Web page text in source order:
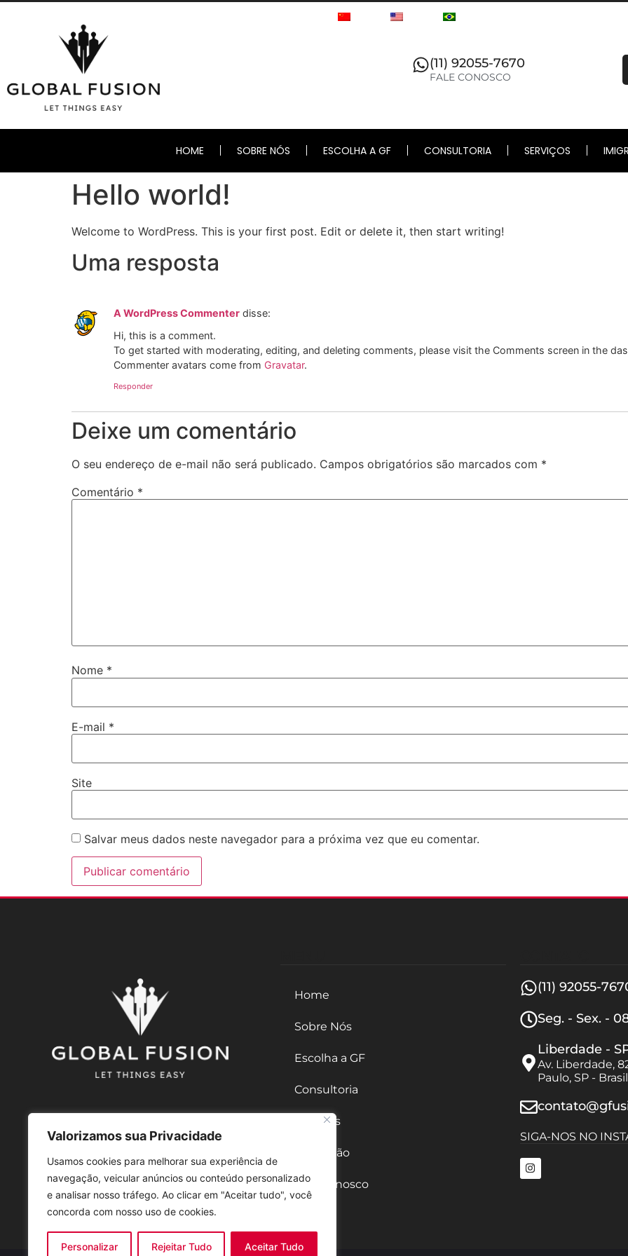
Valorizamos sua Privacidade
Usamos cookies para melhorar sua experiência de
navegação, veicular anúncios ou conteúdo personalizado
e analisar nosso tráfego. Ao clicar em "Aceitar tudo", você
concorda com nosso uso de cookies.
Personalizar Rejeitar Tudo Aceitar Tudo
(11) 92055-7670
FALE CONOSCO
HOME SOBRE NÓS ESCOLHA A GF CONSULTORIA SERVIÇOS
Hello world!
Welcome to WordPress. This is your first post. Edit or delete it, then start writing!
Uma resposta
A WordPress Commenter disse:
Hi, this is a comment.
To get started with moderating, editing, and deleting comments, please visit the Comments screen in the
Commenter avatars come from Gravatar.
Responder
Deixe um comentário
O seu endereço de e-mail não será publicado. Campos obrigatórios são marcados com *
Comentário *
Nome *
E-mail *
Site
Salvar meus dados neste navegador para a próxima vez que eu comentar.
FALE CONOSCO
Home
Sobre Nós
Escolha a GF
Consultoria
Serviços
Imigração
Fale Conosco
(11) 92055-
Seg. - Sex. -
Liberdade -
Av. Liberdade,
Paulo, SP -
SIGA-NOS NO